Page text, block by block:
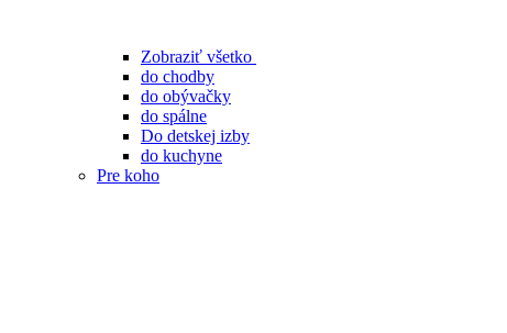
Zobraziť všetko
do chodby
do obývačky
do spálne
Do detskej izby
do kuchyne
Pre koho